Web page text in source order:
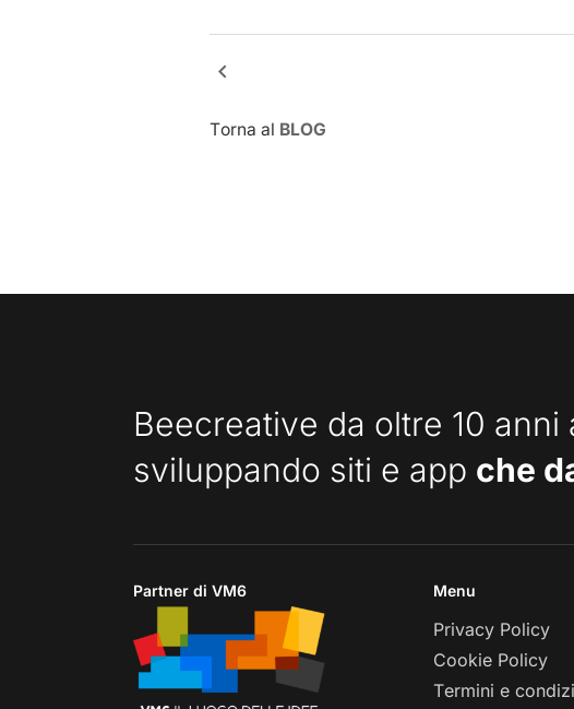
keyboard_arrow_left
Torna al BLOG
Beecreative da oltre 10
sviluppando siti e app che
Partner di VM6 Menu
Privacy Policy
Cookie Policy
Termini e